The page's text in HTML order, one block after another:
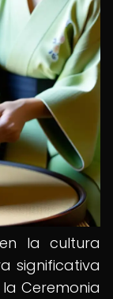
la cultura
significativa
Ceremonia